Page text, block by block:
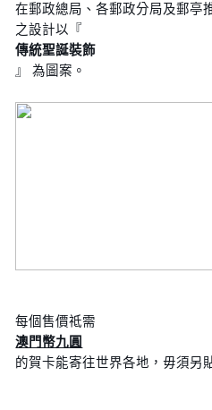
在郵政總局、各郵政分局及郵亭
之設計以『
傳統聖誕裝飾
』 為圖案。
每個售價祗需
澳門幣九圓
的賀卡能寄往世界各地，毋須另